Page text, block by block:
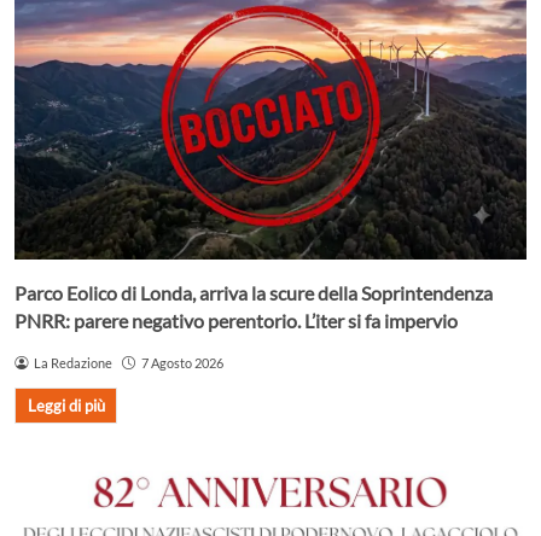
Parco Eolico di Londa, arriva la scure della Soprintendenza
PNRR: parere negativo perentorio. L’iter si fa impervio
La Redazione 7 Agosto 2026
Leggi di più